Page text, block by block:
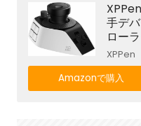
手デ
ロー
コン
タム
数パ
inci
XPPen
Amazonで購入